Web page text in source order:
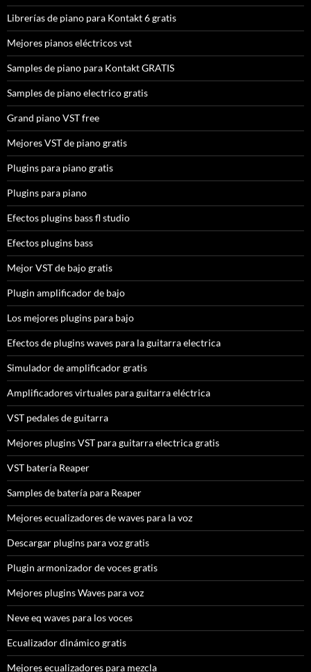
Librerías de piano para Kontakt 6 gratis
Mejores pianos eléctricos vst
Samples de piano para Kontakt GRATIS
Samples de piano electrico gratis
Grand piano VST free
Mejores VST de piano gratis
Plugins para piano gratis
Plugins para piano
Efectos plugins bass fl studio
Efectos plugins bass
Mejor VST de bajo gratis
Plugin amplificador de bajo
Los mejores plugins para bajo
Efectos de plugins waves para la guitarra electrica
Simulador de amplificador gratis
Amplificadores virtuales para guitarra eléctrica
VST pedales de guitarra
Mejores plugins VST para guitarra electrica gratis
VST batería Reaper
Samples de batería para Reaper
Mejores ecualizadores de waves para la voz
Descargar plugins para voz gratis
Plugin armonizador de voces gratis
Mejores plugins Waves para voz
Neve eq waves para los voces
Ecualizador dinámico gratis
Mejores ecualizadores para mezcla